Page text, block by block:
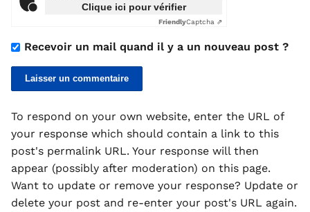
Clique ici pour vérifier
FriendlyCaptcha ⇗
Recevoir un mail quand il y a un nouveau post ?
To respond on your own website, enter the URL of
your response which should contain a link to this
post's permalink URL. Your response will then
appear (possibly after moderation) on this page.
Want to update or remove your response? Update or
delete your post and re-enter your post's URL again.